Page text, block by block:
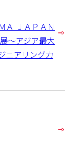
Ａ ＪＡＰＡＮ
～アジア最大
ニアリング力